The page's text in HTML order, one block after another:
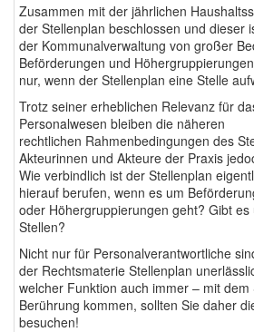
Zusammen mit der jährlichen
der Stellenplan beschlossen und dieser
der Kommunalverwaltung von großer
Beförderungen und
nur, wenn der Stellenplan eine Stelle
Trotz seiner erheblichen Relevanz für
Personalwesen bleiben die näheren
rechtlichen Rahmenbedingungen des
Akteurinnen und Akteure der Praxis
Wie verbindlich ist der Stellenplan
hierauf berufen, wenn es um
oder Höhergruppierungen geht? Gibt
Stellen?
Nicht nur für Personalverantwortliche
der Rechtsmaterie Stellenplan
welcher Funktion auch immer – mit dem
Berührung kommen, sollten Sie daher
besuchen!